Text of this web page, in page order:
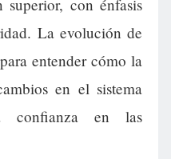
superior, con énfasis
La evolución de
entender cómo la
en el sistema
confianza en las